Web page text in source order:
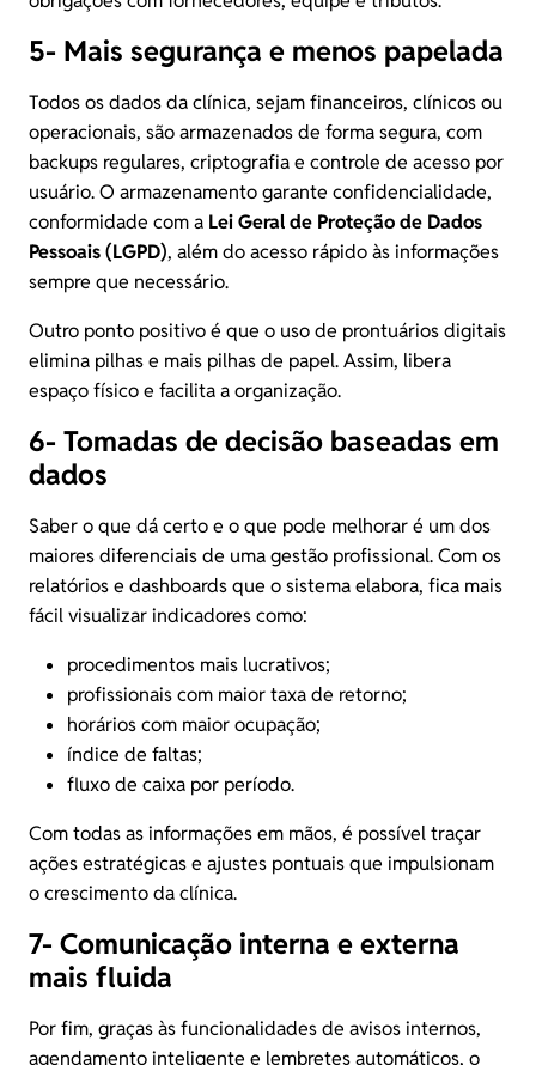
5- Mais segurança e menos papelada
Todos os dados da clínica, sejam financeiros, clínicos ou
operacionais, são armazenados de forma segura, com
backups regulares, criptografia e controle de acesso por
usuário. O armazenamento garante confidencialidade,
conformidade com a Lei Geral de Proteção de Dados
Pessoais (LGPD), além do acesso rápido às informações
sempre que necessário.
Outro ponto positivo é que o uso de prontuários digitais
elimina pilhas e mais pilhas de papel. Assim, libera
espaço físico e facilita a organização.
6- Tomadas de decisão baseadas em
dados
Saber o que dá certo e o que pode melhorar é um dos
maiores diferenciais de uma gestão profissional. Com os
relatórios e dashboards que o sistema elabora, fica mais
fácil visualizar indicadores como:
procedimentos mais lucrativos;
profissionais com maior taxa de retorno;
horários com maior ocupação;
índice de faltas;
fluxo de caixa por período.
Com todas as informações em mãos, é possível traçar
ações estratégicas e ajustes pontuais que impulsionam
o crescimento da clínica.
7- Comunicação interna e externa
mais fluida
Por fim, graças às funcionalidades de avisos internos,
agendamento inteligente e lembretes automáticos, o